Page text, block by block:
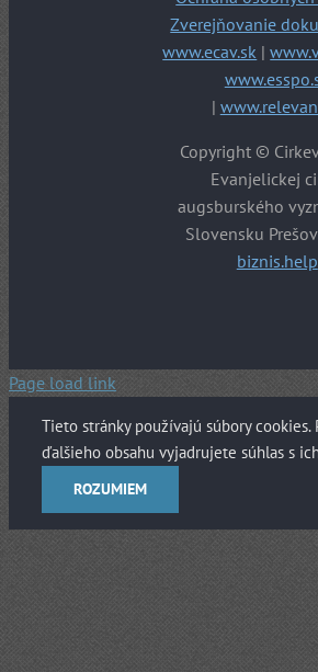
Zverejňovanie
www.ecav.sk |
|
Copyright ©
Evanjelickej
augsburského
Slovensku
biznis.help
Page load link
Tieto stránky používajú súbory cookies.
ďalšieho obsahu vyjadrujete súhlas s
ROZUMIEM